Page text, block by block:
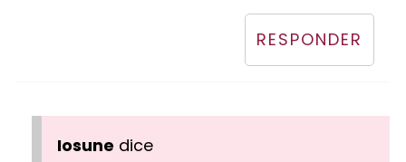
RESPONDER
Iosune dice